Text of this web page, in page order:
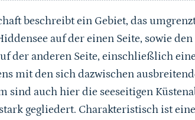
beschreibt ein Gebiet, das
auf der einen Seite, sowie den
der anderen Seite, einschließlich
mit den sich dazwischen
sind auch hier die seeseitigen
gegliedert. Charakteristisch ist eine